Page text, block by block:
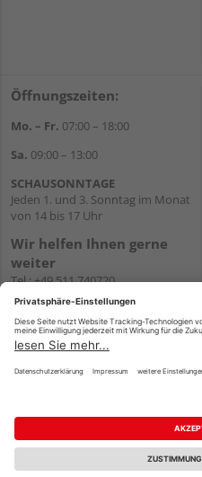
Öffnungszeiten:
Mo. – Fr. 07:00 – 18:00
Sa. 09:00 – 13:00
SCHAUSONNTAGE
Jeden 1. und 3. Sonntag im Monat
von 14 bis 17 Uhr
Wir helfen Ihnen gerne
weiter
Tel.:+49 511 740720
E-Mail:shop@holzland-
WhatsApp
Impressum AGB
Reservierungsbedingungen